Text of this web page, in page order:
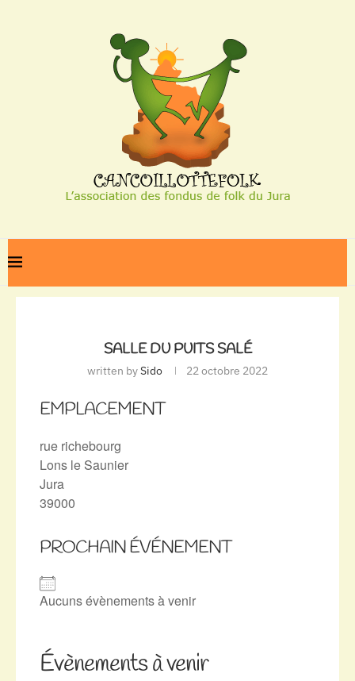
SALLE DU PUITS SALÉ
written bySido 22 octobre 2022
EMPLACEMENT
rue richebourg
Lons le Saunier
Jura
39000
PROCHAIN ÉVÉNEMENT
Aucuns évènements à venir
Évènements à venir